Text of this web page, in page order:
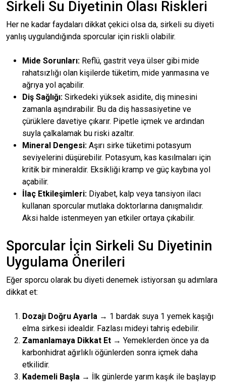
Sirkeli Su Diyetinin Olası Riskleri
Her ne kadar faydaları dikkat çekici olsa da, sirkeli su diyeti
yanlış uygulandığında sporcular için riskli olabilir.
Mide Sorunları: Reflü, gastrit veya ülser gibi mide
rahatsızlığı olan kişilerde tüketim, mide yanmasına ve
ağrıya yol açabilir.
Diş Sağlığı: Sirkedeki yüksek asidite, diş minesini
zamanla aşındırabilir. Bu da diş hassasiyetine ve
çürüklere davetiye çıkarır. Pipetle içmek ve ardından
suyla çalkalamak bu riski azaltır.
Mineral Dengesi: Aşırı sirke tüketimi potasyum
seviyelerini düşürebilir. Potasyum, kas kasılmaları için
kritik bir mineraldir. Eksikliği kramp ve güç kaybına yol
açabilir.
İlaç Etkileşimleri: Diyabet, kalp veya tansiyon ilacı
kullanan sporcular mutlaka doktorlarına danışmalıdır.
Aksi halde istenmeyen yan etkiler ortaya çıkabilir.
Sporcular İçin Sirkeli Su Diyetinin
Uygulama Önerileri
Eğer sporcu olarak bu diyeti denemek istiyorsan şu adımlara
dikkat et:
Dozajı Doğru Ayarla → 1 bardak suya 1 yemek kaşığı
elma sirkesi idealdir. Fazlası mideyi tahriş edebilir.
Zamanlamaya Dikkat Et → Yemeklerden önce ya da
karbonhidrat ağırlıklı öğünlerden sonra içmek daha
etkilidir.
Kademeli Başla → İlk günlerde yarım kaşık ile başlayıp